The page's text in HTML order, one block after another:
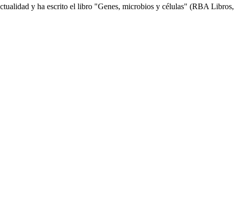
y ha escrito el libro "Genes, microbios y células" (RBA Libros,